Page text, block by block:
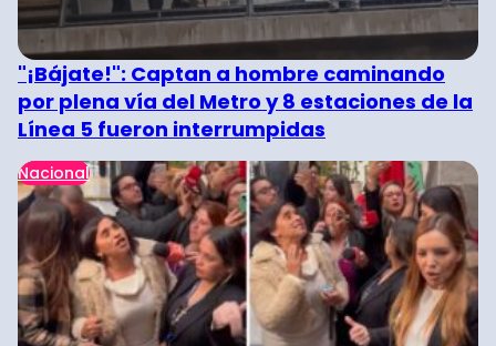
"¡Bájate!": Captan a hombre caminando
por plena vía del Metro y 8 estaciones de la
Línea 5 fueron interrumpidas
Nacional